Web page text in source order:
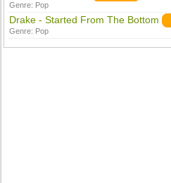
Genre: Pop
Drake - Started From The Bottom
Genre: Pop